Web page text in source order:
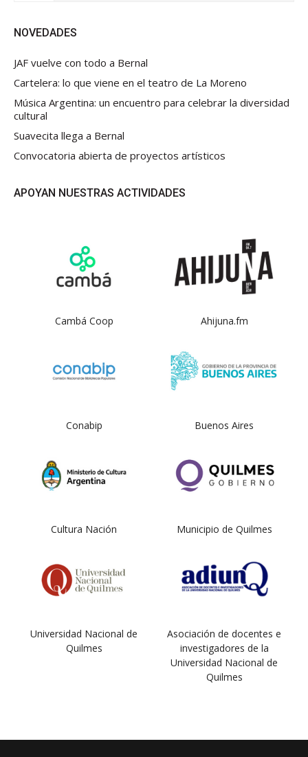
NOVEDADES
JAF vuelve con todo a Bernal
Cartelera: lo que viene en el teatro de La Moreno
Música Argentina: un encuentro para celebrar la diversidad
cultural
Suavecita llega a Bernal
Convocatoria abierta de proyectos artísticos
APOYAN NUESTRAS ACTIVIDADES
Cambá Coop Ahijuna.fm
Conabip Buenos Aires
Cultura Nación Municipio de Quilmes
Universidad Nacional de
Quilmes
Asociación de docentes e
investigadores de la
Universidad Nacional de
Quilmes